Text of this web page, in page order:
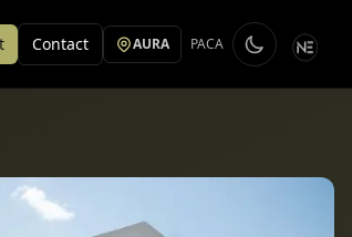
Contact AURA PACA